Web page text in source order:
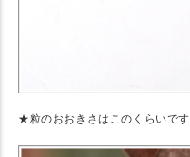
★粒のおおきさはこのくらいです